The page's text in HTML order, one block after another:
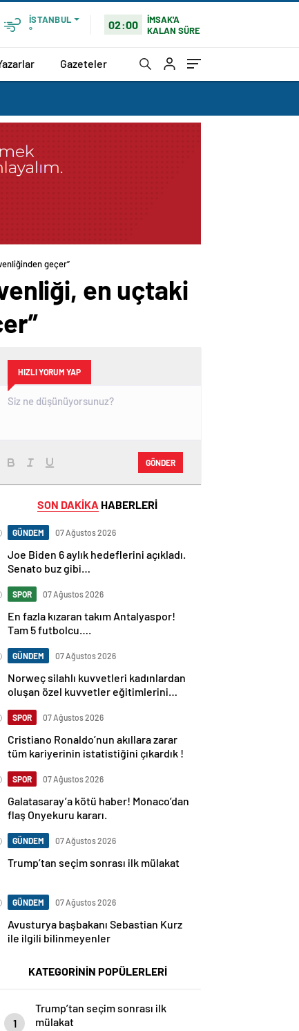
İSTANBUL
°
02:00
İMSAK'A
KALAN SÜRE
Gazeteler
geçer”
en uçtaki
HIZLI YORUM YAP
GÖNDER
SON DAKİKA HABERLERİ
GÜNDEM 07 Ağustos 2026
Joe Biden 6 aylık hedeflerini açıkladı.
Senato buz gibi…
SPOR 07 Ağustos 2026
En fazla kızaran takım Antalyaspor!
Tam 5 futbolcu….
GÜNDEM 07 Ağustos 2026
Norweç silahlı kuvvetleri kadınlardan
oluşan özel kuvvetler eğitimlerini
SPOR 07 Ağustos 2026
Cristiano Ronaldo’nun akıllara zarar
tüm kariyerinin istatistiğini çıkardık !
SPOR 07 Ağustos 2026
Galatasaray’a kötü haber! Monaco’dan
flaş Onyekuru kararı.
GÜNDEM 07 Ağustos 2026
Trump’tan seçim sonrası ilk mülakat
GÜNDEM 07 Ağustos 2026
Avusturya başbakanı Sebastian Kurz
ile ilgili bilinmeyenler
KATEGORİNİN POPÜLERLERİ
1
Trump’tan seçim sonrası ilk
mülakat